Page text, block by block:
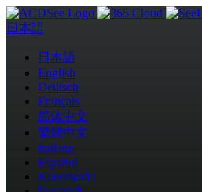
日本語
日本語
English
Deutsch
Français
简体中文
繁體中文
Italiano
Español
Nederlands